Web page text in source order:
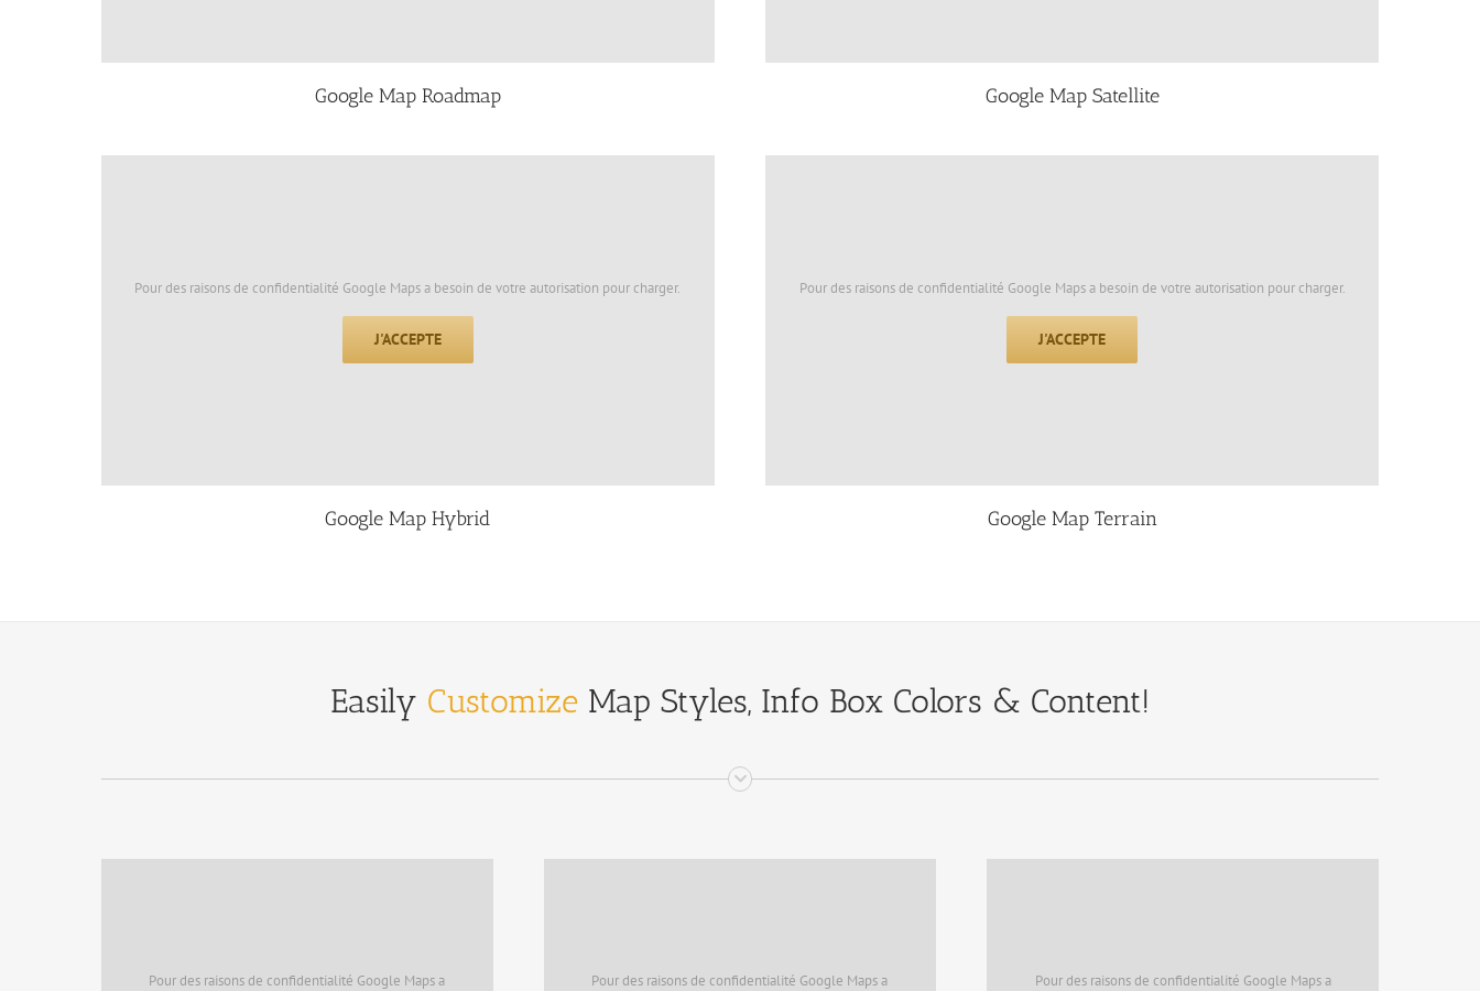
Google Map Roadmap Google Map Satellite
Pour des raisons de confidentialité Google Maps a besoin de votre autorisation pour charger.
J'ACCEPTE
Google Map Hybrid
Pour des raisons de confidentialité Google Maps a besoin de votre autorisation pour charger.
J'ACCEPTE
Google Map Terrain
Easily Customize Map Styles, Info Box Colors & Content!
Pour des raisons de confidentialité Google Maps a
Pour des raisons de confidentialité Google Maps a
Pour des raisons de confidentialité Google Maps a